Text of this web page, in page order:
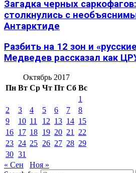
Загадка черных
столкнулись с
Антарктиде
Разбить на 12 зон и
Медведев рассказал как
Октябрь 2017
Пн Вт Ср Чт Пт Сб Вс
1
2
3 4 5 6 7
8
9
10 11 12 13 14 15
16 17 18 19 20 21
22
23 24 25 26 27 28 29
30 31
« Сен
Ноя »